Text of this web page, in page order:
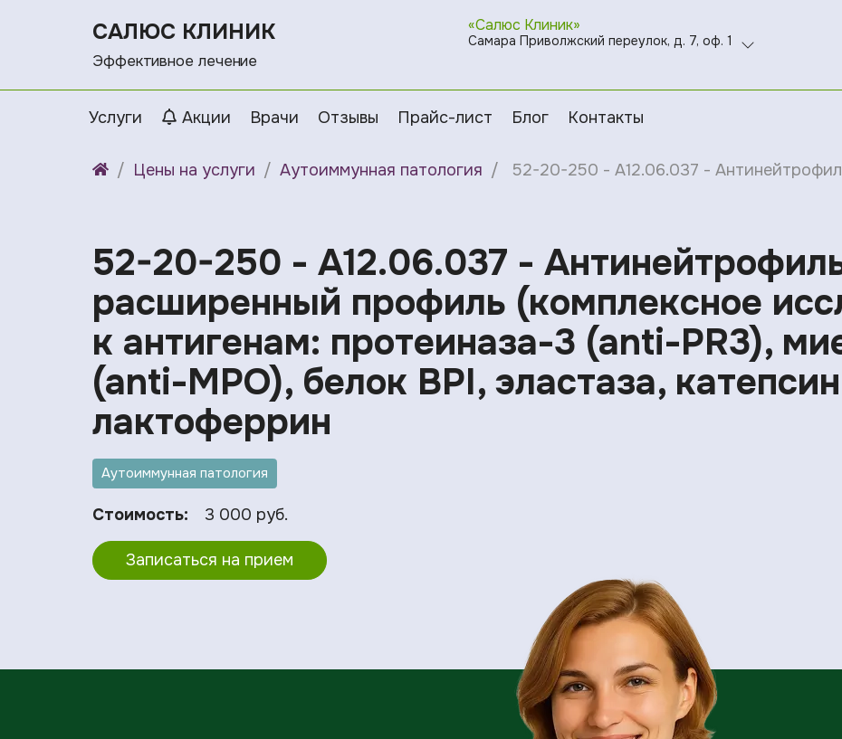
САЛЮС КЛИНИК
Эффективное лечение
«Салюс Клиник»
Самара Приволжский переулок, д. 7, оф. 1
Услуги Акции Врачи Отзывы Прайс-лист Блог Контакты
Цены на услуги Аутоиммунная патология 52-20-250 - A12.06.037 -
52-20-250 - A12.06.037 -
расширенный профиль (комплексное
к антигенам: протеиназа-3 (anti-PR3),
(anti-MPO), белок BPI, эластаза,
лактоферрин
Аутоиммунная патология
Стоимость: 3 000 руб.
Записаться на прием